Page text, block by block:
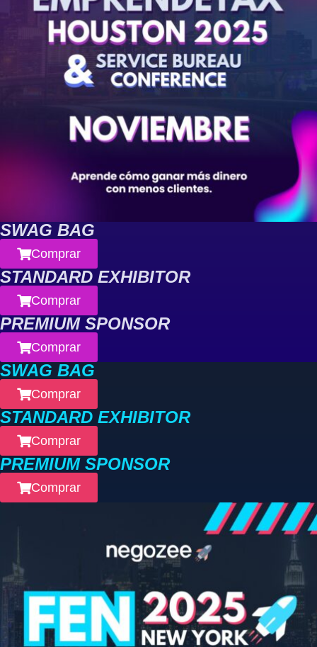
SWAG BAG
Comprar
STANDARD EXHIBITOR
Comprar
PREMIUM SPONSOR
Comprar
SWAG BAG
Comprar
STANDARD EXHIBITOR
Comprar
PREMIUM SPONSOR
Comprar